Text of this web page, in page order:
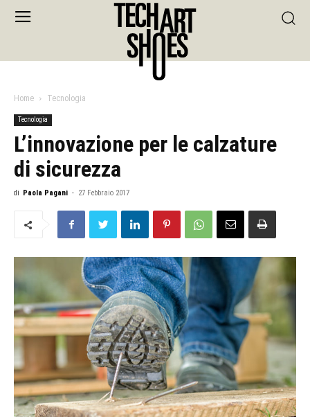
Home Tecnologia
Tecnologia
L’innovazione per le calzature
di sicurezza
di Paola Pagani - 27 Febbraio 2017